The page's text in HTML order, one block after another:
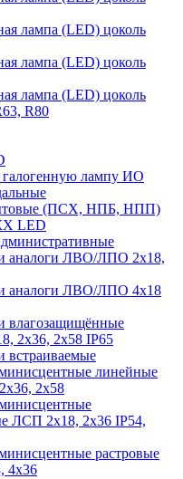
лампа (LED) цоколь
лампа (LED) цоколь
лампа (LED) цоколь
R80
лампу ИО
(ПСХ, НПБ, НПП)
LED
аналоги ЛВО/ЛПО 2х18,
аналоги ЛВО/ЛПО 4х18
влагозащищённые
2х36, 2х58 IP65
встраиваемые
линейные
2х58
ЛСП 2х18, 2х36 IP54,
растровые
4х36